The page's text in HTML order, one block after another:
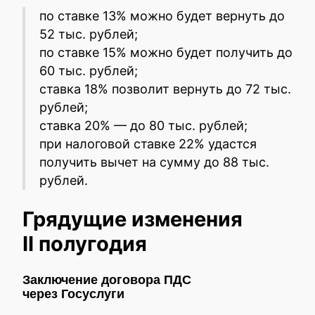
по ставке 13% можно будет вернуть до
52 тыс. рублей;
по ставке 15% можно будет получить до
60 тыс. рублей;
ставка 18% позволит вернуть до 72 тыс.
рублей;
ставка 20% — до 80 тыс. рублей;
при налоговой ставке 22% удастся
получить вычет на сумму до 88 тыс.
рублей.
Грядущие изменения
II полугодия
Заключение договора ПДС
через Госуслуги